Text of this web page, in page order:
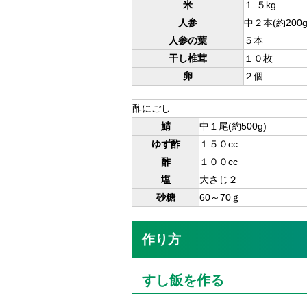
米
１.５kg
人参
中２本(約
人参の葉
５本
干し椎茸
１０枚
卵
２個
酢にごし
鯖
中１尾(約500g)
ゆず酢
１５０cc
酢
１００cc
塩
大さじ２
砂糖
60～70ｇ
作り方
すし飯を作る